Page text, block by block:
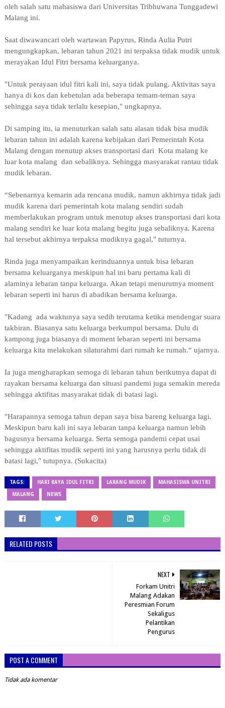
oleh salah satu mahasiswa dari Universitas Tribhuwana Tunggadewi
Malang ini.
Saat diwawancari oleh wartawan Papyrus, Rinda Aulia Putri
mengungkapkan, lebaran tahun 2021 ini terpaksa tidak mudik untuk
merayakan Idul Fitri bersama keluarganya.
"Untuk perayaan idul fitri kali ini, saya tidak pulang. Aktivitas saya
hanya di kos dan kebetulan ada beberapa temam-teman saya
sehingga saya tidak terlalu kesepian," ungkapnya.
Di samping itu, ia menuturkan salah satu alasan tidak bisa mudik
lebaran tahun ini adalah karena kebijakan dari Pemerintah Kota
Malang dengan menutup akses transportasi dari Kota malang ke
luar kota malang dan sebaliknya. Sehingga masyarakat rantau tidak
mudik lebaran.
“Sebenarnya kemarin ada rencana mudik, namun akhirnya tidak jadi
mudik karena dari pemerintah kota malang sendiri sudah
memberlakukan program untuk menutup akses transportasi dari kota
malang sendiri ke luar kota malang begitu juga sebaliknya. Karena
hal tersebut akhirnya terpaksa mudiknya gagal," tuturnya.
Rinda juga menyampaikan kerinduannya untuk bisa lebaran
bersama keluarganya meskipun hal ini baru pertama kali di
alaminya lebaran tanpa keluarga. Akan tetapi menurutnya moment
lebaran seperti ini harus di abadikan bersama keluarga.
"Kadang ada waktunya saya sedih terutama ketika mendengar suara
takbiran. Biasanya satu keluarga berkumpul bersama. Dulu di
kampong juga biasanya di moment lebaran seperti ini bersama
keluarga kita melakukan silaturahmi dari rumah ke rumah.“ ujarnya.
Ia juga mengharapkan semoga di lebaran tahun berikutnya dapat di
rayakan bersama keluarga dan situasi pandemi juga semakin mereda
sehingga aktifitas masyarakat tidak di batasi lagi.
"Harapannya semoga tahun depan saya bisa bareng keluarga lagi.
Meskipun baru kali ini saya lebaran tanpa keluarga namun lebih
bagusnya bersama keluarga. Serta semoga pandemi cepat usai
sehingga aktifitas mudik seperti ini yang harusnya perlu tidak di
batasi lagi," tutupnya. (Sukacita)
TAGS: HARI RAYA IDUL FITRI LARANG MUDIK MAHASISWA UNITRI
MALANG NEWS
RELATED POSTS
NEXT
Forkam Unitri
Malang Adakan
Peresmian Forum
Sekaligus
Pelantikan
Pengurus
POST A COMMENT
Tidak ada komentar